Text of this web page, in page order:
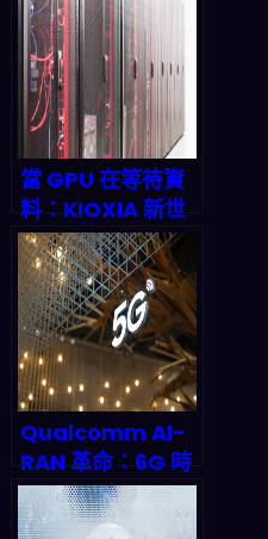
當 GPU 在等待資
料：KIOXIA 新世
代 SSD 如何破解
AI 訓練的隱形瓶
頸？
Qualcomm AI-
RAN 革命：6G 時
代提前到來的關鍵
密碼